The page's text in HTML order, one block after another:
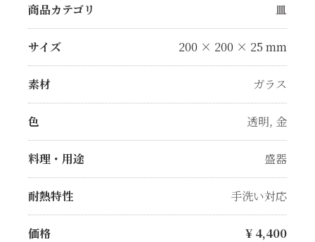
商品カテゴリ 皿
サイズ 200 × 200 × 25 mm
素材 ガラス
色 透明, 金
料理・用途 盛器
耐熱特性 手洗い対応
価格 ¥ 4,400